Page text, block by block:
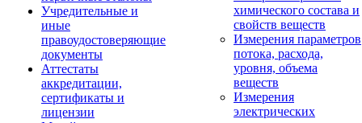
Учредительные и
иные
правоудостоверяющие
документы
Аттестаты
аккредитации,
сертификаты и
лицензии
химического состава и
свойств веществ
Измерения параметров
потока, расхода,
уровня, объема
веществ
Измерения
электрических